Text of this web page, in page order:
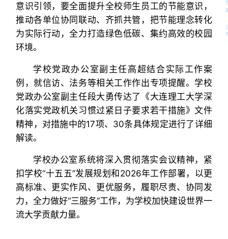
意识引领，要全面提升全校师生员工的节能意识，
推动各单位协同联动、齐抓共管，把节能理念转化
为实际行动，全力打造绿色低碳、集约高效的校园
环境。
学校党政办公室副主任高超结合实际工作案
例，就信访、法务等相关工作作出专项提醒。学校
党政办公室副主任段大勇传达了《大连理工大学深
化落实党政机关习惯过紧日子要求若干措施》文件
精神，对措施中的17项、30条具体规定进行了详细
解读。
学校办公室系统将深入贯彻落实会议精神，紧
扣学校“十五五”发展规划和2026年工作部署，以更
高标准、更实作风、更优服务，履职尽责、协同发
力，全力做好“三服务”工作，为学校加快建设世界一
流大学贡献力量。